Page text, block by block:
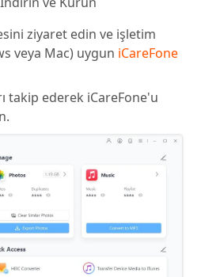
ziyaret edin ve işletim
veya Mac) uygun iCareFone
takip ederek iCareFone'u